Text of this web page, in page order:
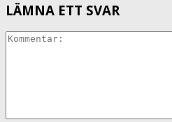
LÄMNA ETT SVAR